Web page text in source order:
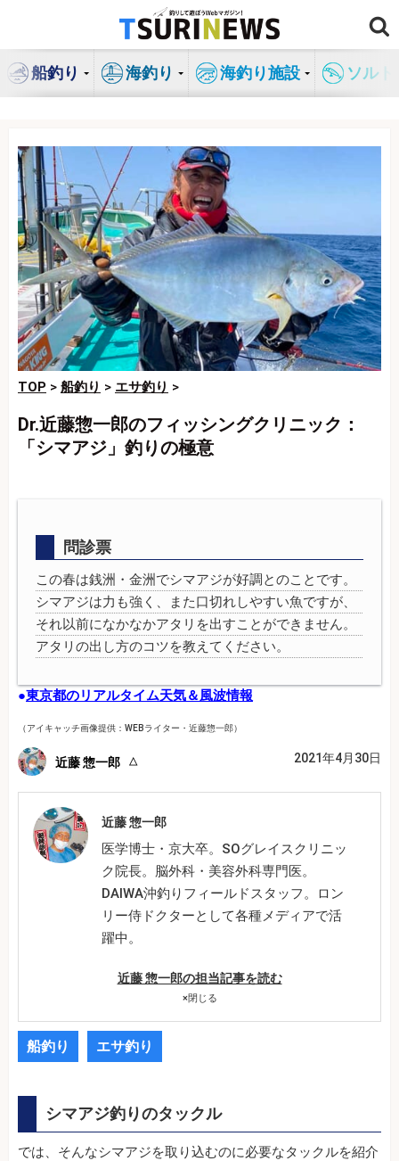
ン
船釣り 海釣り 海釣り施設 ソル
TOP > 船釣り > エサ釣り >
Dr.近藤惣一郎のフィッシングクリニック：
「シマアジ」釣りの極意
問診票
この春は銭洲・金洲でシマアジが好調とのことです。
シマアジは力も強く、また口切れしやすい魚ですが、
それ以前になかなかアタリを出すことができません。
アタリの出し方のコツを教えてください。
●東京都のリアルタイム天気＆風波情報
（アイキャッチ画像提供：WEBライター・近藤惣一郎）
近藤 惣一郎 2021年4月30日
近藤 惣一郎
医学博士・京大卒。SOグレイスクリニッ
ク院長。脳外科・美容外科専門医。
DAIWA沖釣りフィールドスタッフ。ロン
リー侍ドクターとして各種メディアで活
躍中。
近藤 惣一郎の担当記事を読む
×閉じる
船釣り エサ釣り
シマアジ釣りのタックル
では、そんなシマアジを取り込むのに必要なタックルを紹介